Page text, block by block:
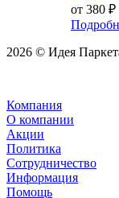
от 380 ₽
2026 © Идея
Компания
О компании
Акции
Политика
Сотрудничество
Информация
Помощь